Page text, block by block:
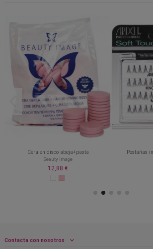
Cera en disco abeja+pasta
Beauty Image
12,88 €
Pestañas
Contacta con nosotros